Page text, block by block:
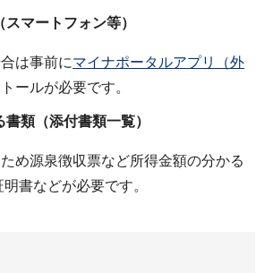
マートフォン等）
は事前にマイナポータルアプリ（外
ールが必要です。
類（添付書類一覧）
め源泉徴収票など所得金額の分かる
書などが必要です。